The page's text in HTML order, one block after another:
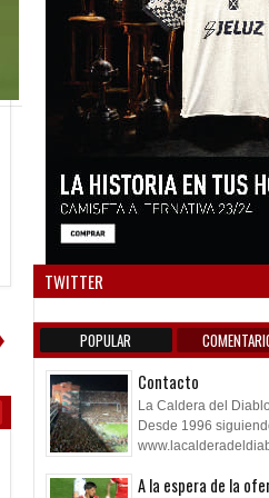
TWITTER
POPULAR
Contacto
La Caldera del
Desde 1996
A la espera de la